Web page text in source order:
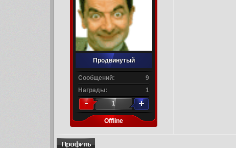
Продвинутый
Сообщений:
9
Награды:
1
1
Offline